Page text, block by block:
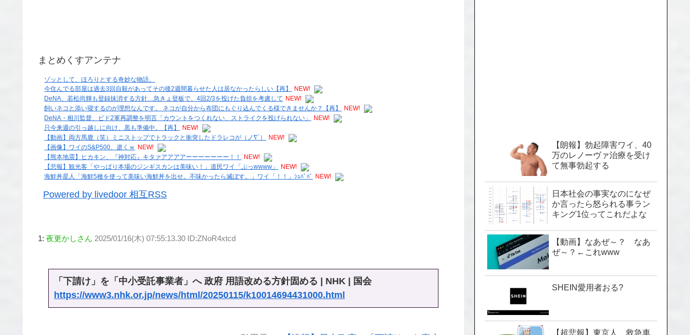
まとめくすアンテナ
ゾッとして、ほろりとする奇妙な物語。
今住んでる部屋は過去3回自殺があってその後2週間暮らせた人は居なかったらしい【再】
NEW!
DeNA、若松尚輝も登録抹消する方針…急きょ登板で、4回2/3を投げた負担を考慮して NEW!
飼いネコと添い寝するのが理想なんです。 ネコが自分から布団にもぐり込んでくる様できませんか？【再】
NEW!
DeNA・相川監督、ビド2軍再調整を明言「カウントをつくれない、ストライクを投げられない」
NEW!
只今来週の引っ越しに向け、黒も準備中。【再】
NEW!
【動画】両方馬鹿（笑）ミニストップでトラックと衝突したドラレコが（ノ∇`）
NEW!
【画像】ワイのS&P500、逝くｗ
NEW!
【熊本地震】ヒカキン、『神対応』キタァアアアアーーーーーーー！！
NEW!
【悲報】観光客「やっぱり本場のジンギスカンは美味い！」道民ワイ「ぷっwwww」
NEW!
海鮮丼星人「海鮮5種を使って美味い海鮮丼を出せ。不味かったら滅ぼす。」ワイ「！！」ｼｭﾊﾞﾊﾞ
NEW!
Powered by livedoor 相互RSS
1: 夜更かしさん 2025/01/16(木) 07:55:13.30 ID:ZNoR4xtcd
「下請け」を「中小受託事業者」へ 政府 用語改める方針固める | NHK | 国会
https://www3.nhk.or.jp/news/html/20250115/k10014694431000.html
【朗報】勃起障害ワイ、40
万のレノーヴァ治療を受け
て無事勃起する
日本社会の事実なのになぜ
か言ったら怒られる事ラン
キング1位ってこれだよな
【動画】なあぜ～？ なあ
ぜ～？←これwww
SHEIN愛用者おる?
【超悲報】東京人、救急車